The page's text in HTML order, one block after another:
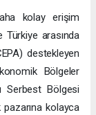
kolay erişim
arasında
destekleyen
Bölgeler
Serbest Bölgesi
kolayca